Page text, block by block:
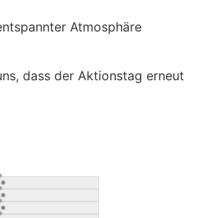
Atmosphäre
dass der Aktionstag erneut